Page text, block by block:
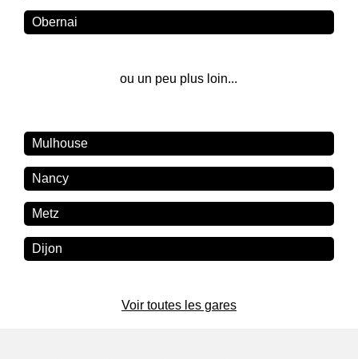
Obernai
ou un peu plus loin...
Mulhouse
Nancy
Metz
Dijon
Voir toutes les gares